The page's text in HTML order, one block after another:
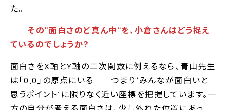
た。
──その“面白さのど真ん中”を、小倉さんはどう捉え
ているのでしょうか？
面白さをX軸とY軸の二次関数に例えるなら、青山先生
は｢0,0｣の原点にいる──つまり“みんなが面白いと
思うポイント”に限りなく近い座標を把握しています。一